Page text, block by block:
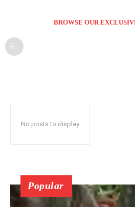
BROWSE OUR
No posts to display
Popular